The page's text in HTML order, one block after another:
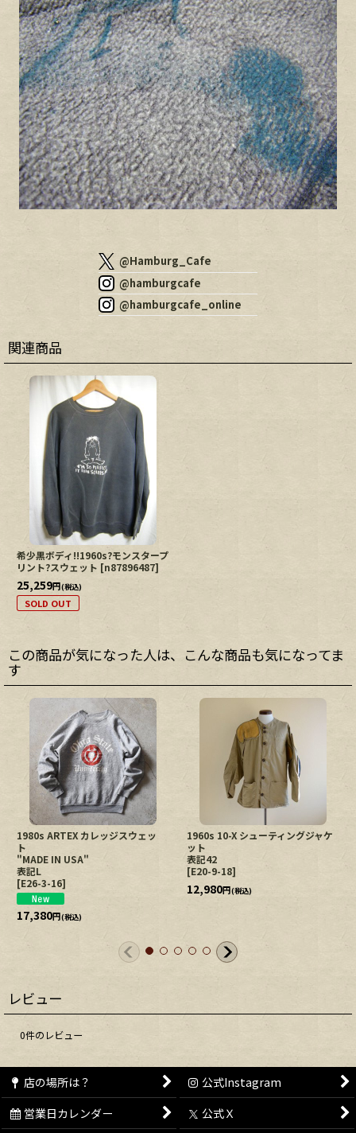
@Hamburg_Cafe
@hamburgcafe
@hamburgcafe_online
関連商品
希少黒ボディ!!1960s?モンスタープ
リント?スウェット [n87896487]
25,259円(税込)
SOLD OUT
この商品が気になった人は、こんな商品も気になってま
す
1980s ARTEX カレッジスウェッ
ト
"MADE IN USA"
表記L
[E26-3-16]
17,380円(税込)
1960s 10-X シューティングジャケ
ット
表記42
[E20-9-18]
12,980円(税込)
レビュー
0件のレビュー
店の場所は？
公式Instagram
営業日カレンダー
公式Ｘ